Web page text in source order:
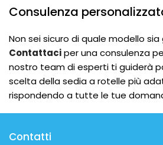
Consulenza
Non sei sicuro di quale modello
Contattaciper una consulenza
nostro team di esperti ti guiderà
scelta della sedia a rotelle più
rispondendo a tutte le tue
Contatti